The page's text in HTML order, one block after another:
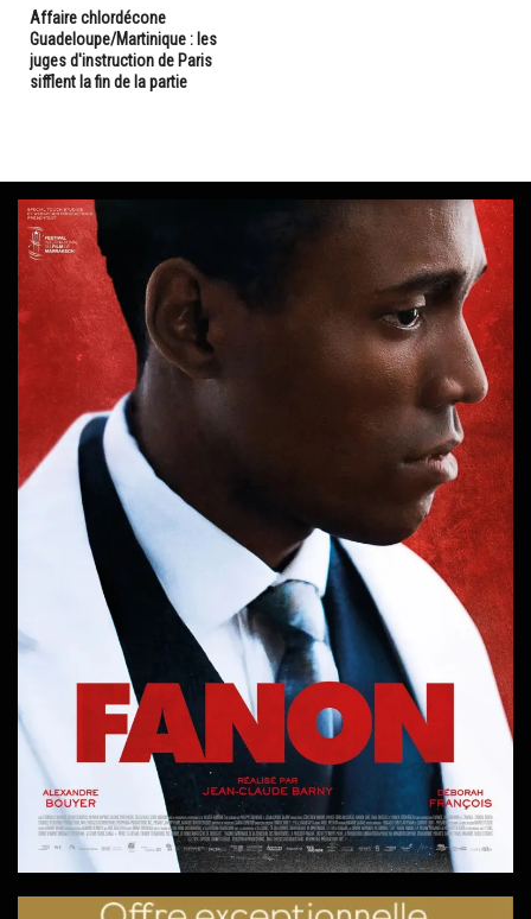
Affaire chlordécone
Guadeloupe/Martinique : les
juges d'instruction de Paris
sifflent la fin de la partie